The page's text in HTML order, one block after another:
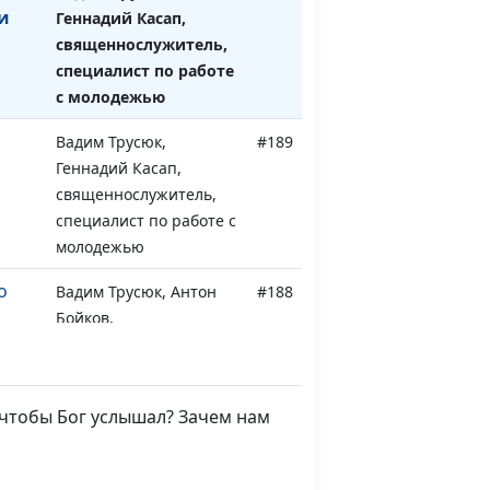
Геннадий Касап,
священнослужитель,
специалист по работе
с молодежью
Вадим Трусюк,
Геннадий Касап,
священнослужитель,
специалист по работе с
молодежью
#189
Вадим Трусюк, Антон
Бойков,
#188
Вадим Трусюк, Антон
Бойков,
#187
Бог услышал? Зачем нам